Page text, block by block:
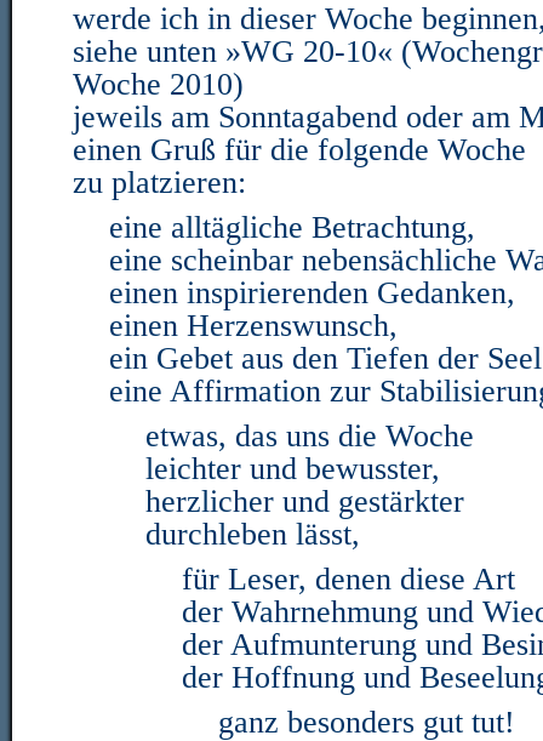
werde ich in dieser Woche
siehe unten »WG 20-10«
Woche 2010)
jeweils am Sonntagabend oder am
einen Gruß für die folgende Woche
zu platzieren:
eine alltägliche Betrachtung,
eine scheinbar nebensächliche
einen inspirierenden Gedanken,
einen Herzenswunsch,
ein Gebet aus den Tiefen der
eine Affirmation zur
etwas, das uns die Woche
leichter und bewusster,
herzlicher und gestärkter
durchleben lässt,
für Leser, denen diese Art
der Wahrnehmung und
der Aufmunterung und
der Hoffnung und
ganz besonders gut tut!